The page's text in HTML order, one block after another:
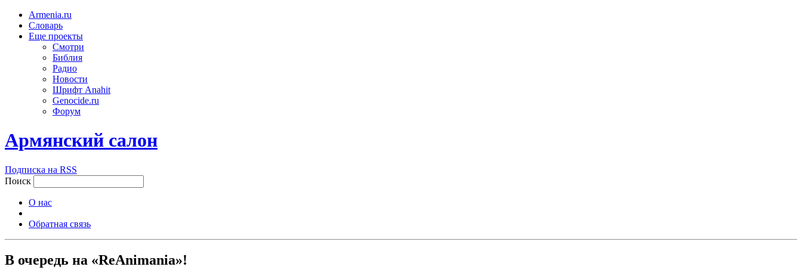
Armenia.ru
Словарь
Еще проекты
Смотри
Библия
Радио
Новости
Шрифт Anahit
Genocide.ru
Форум
Армянский салон
Подписка на RSS
Поиск
О нас
Обратная связь
В очередь на «ReAnimania»!